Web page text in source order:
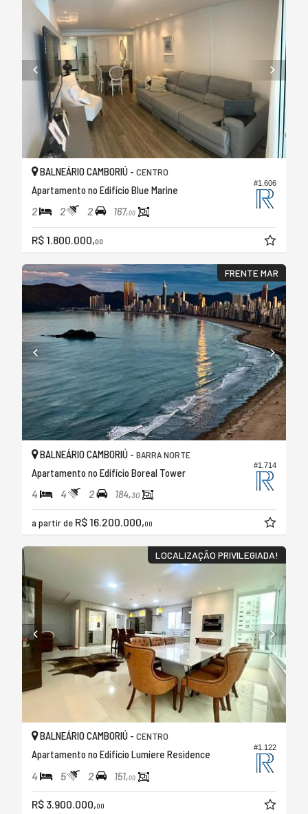
#1.606
BALNEÁRIO CAMBORIÚ - CENTRO
Apartamento no Edifício Blue Marine
2 2 2 167,00
R$ 1.800.000,00
FRENTE MAR
#1.714
BALNEÁRIO CAMBORIÚ - BARRA NORTE
Apartamento no Edifício Boreal Tower
4 4 2 184,30
a partir de R$ 16.200.000,00
LOCALIZAÇÃO PRIVILEGIADA!
#1.122
BALNEÁRIO CAMBORIÚ - CENTRO
Apartamento no Edifício Lumiere Residence
4 5 2 151,00
R$ 3.900.000,00